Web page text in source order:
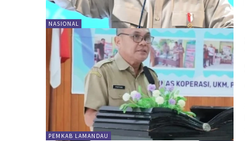
NASIONAL
PEMKAB LAMANDAU